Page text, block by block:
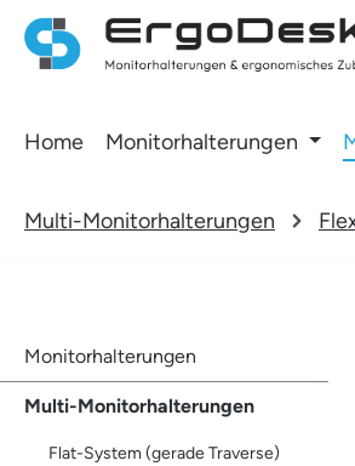
Hauptinhalt springen
Zur Suche springen
Zur Hauptnavigation springen
Home Monitorhalterungen
Multi-Monitorhalterungen
Monitorhalterungen
Multi-Monitorhalterungen
Flat-System (gerade Traverse)